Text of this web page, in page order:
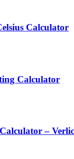
Calculator
Calculator
–